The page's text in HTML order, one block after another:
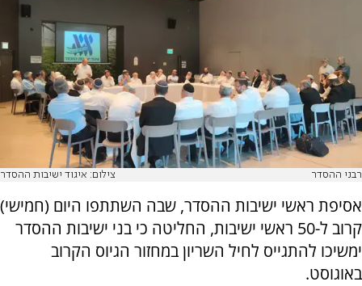
רבני ההסדר צילום: איגוד ישיבות ההסדר
אסיפת ראשי ישיבות ההסדר, שבה השתתפו היום (חמישי)
קרוב ל-50 ראשי ישיבות, החליטה כי בני ישיבות ההסדר
ימשיכו להתגייס לחיל השריון במחזור הגיוס הקרוב
באוגוסט.